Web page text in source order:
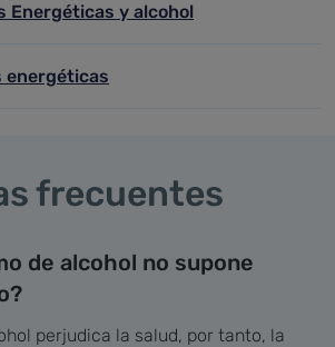
Energéticas y alcohol
energéticas
frecuentes
de alcohol no supone
perjudica la salud, por tanto, la